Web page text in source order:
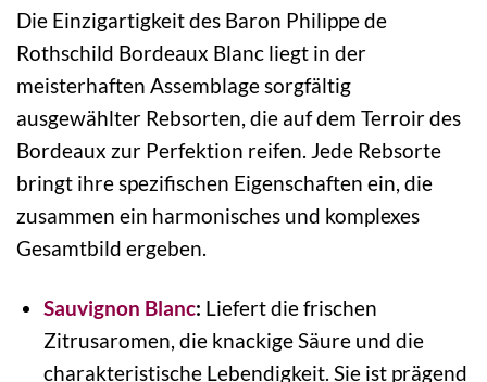
Die Einzigartigkeit des Baron Philippe de
Rothschild Bordeaux Blanc liegt in der
meisterhaften Assemblage sorgfältig
ausgewählter Rebsorten, die auf dem Terroir des
Bordeaux zur Perfektion reifen. Jede Rebsorte
bringt ihre spezifischen Eigenschaften ein, die
zusammen ein harmonisches und komplexes
Gesamtbild ergeben.
Sauvignon Blanc: Liefert die frischen
Zitrusaromen, die knackige Säure und die
charakteristische Lebendigkeit. Sie ist prägend